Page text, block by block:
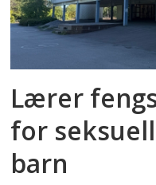
Lærer
for
barn